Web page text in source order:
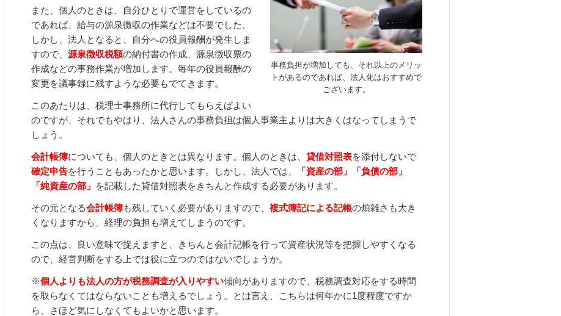
事務負担が増加しても、それ以上のメリッ
トがあるのであれば、法人化はおすすめで
ございます。
また、個人のときは、自分ひとりで運営をしているの
であれば、給与の源泉徴収の作業などは不要でした。
しかし、法人となると、自分への役員報酬が発生しま
すので、 源泉徴収税額の納付書の作成、源泉徴収票の
作成などの事務作業が増加します。毎年の役員報酬の
変更を議事録に残すような必要もでてきます。
このあたりは、税理士事務所に代行してもらえばよい
のですが、それでもやはり、法人さんの事務負担は個人事業主よりは大きくはなってしまうで
しょう。
会計帳簿についても、個人のときとは異なります。個人のときは、 貸借対照表を添付しないで
確定申告を行うこともあったかと思います。しかし、法人では、
「資産の部」「負債の部」
「純資産の部」 を記載した貸借対照表をきちんと作成する必要があります。
その元となる会計帳簿も残していく必要がありますので、 複式簿記による記帳の煩雑さも大き
くなりますから、経理の負担も増えてしまうのです。
この点は、良い意味で捉えますと、きちんと会計記帳を行って資産状況等を把握しやすくなる
ので、経営判断をする上では役に立つのではないでしょうか。
※個人よりも法人の方が税務調査が入りやすい傾向がありますので、税務調査対応をする時間
を取らなくてはならないことも増えるでしょう。とは言え、こちらは何年かに1度程度ですか
ら、さほど気にしなくてもよいかと思います。